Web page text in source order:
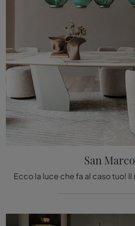
San Marco